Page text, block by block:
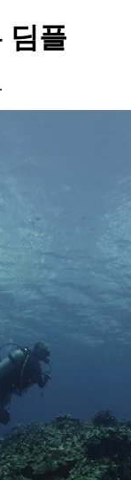
딤플